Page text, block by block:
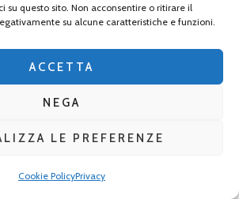
su questo sito. Non acconsentire o ritirare il
su alcune caratteristiche e funzioni.
ACCETTA
NEGA
LE PREFERENZE
Cookie PolicyPrivacy
nella Domplatz, cinta da alberi con